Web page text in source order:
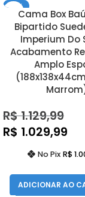
- 9%
Cama Box
Bipartido
Imperium Do
Acabamento
Amplo
R$1.129,99
R$ 1.029,99
No Pix R$
ADICIONAR AO